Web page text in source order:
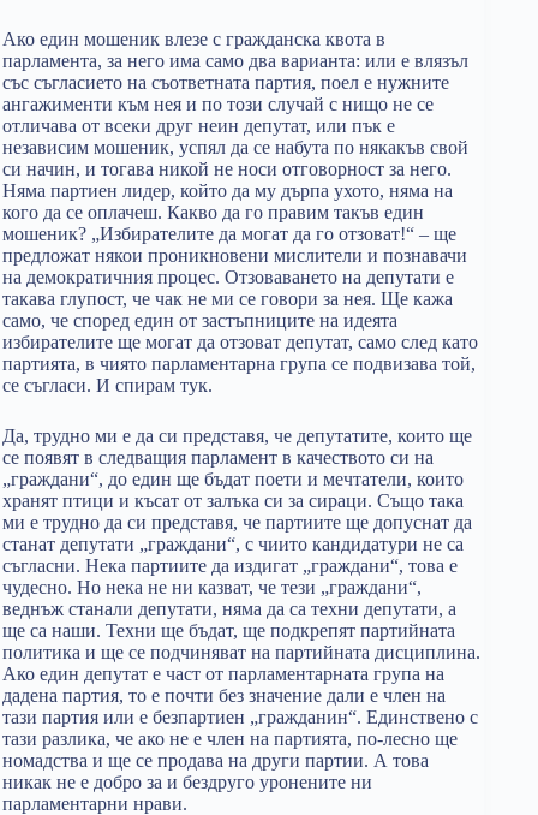
Ако един мошеник влезе с гражданска квота в
парламента, за него има само два варианта: или е влязъл
със съгласието на съответната партия, поел е нужните
ангажименти към нея и по този случай с нищо не се
отличава от всеки друг неин депутат, или пък е
независим мошеник, успял да се набута по някакъв свой
си начин, и тогава никой не носи отговорност за него.
Няма партиен лидер, който да му дърпа ухото, няма на
кого да се оплачеш. Какво да го правим такъв един
мошеник? „Избирателите да могат да го отзоват!“ – ще
предложат някои проникновени мислители и познавачи
на демократичния процес. Отзоваването на депутати е
такава глупост, че чак не ми се говори за нея. Ще кажа
само, че според един от застъпниците на идеята
избирателите ще могат да отзоват депутат, само след като
партията, в чиято парламентарна група се подвизава той,
се съгласи. И спирам тук.
Да, трудно ми е да си представя, че депутатите, които ще
се появят в следващия парламент в качеството си на
„граждани“, до един ще бъдат поети и мечтатели, които
хранят птици и късат от залъка си за сираци. Също така
ми е трудно да си представя, че партиите ще допуснат да
станат депутати „граждани“, с чиито кандидатури не са
съгласни. Нека партиите да издигат „граждани“, това е
чудесно. Но нека не ни казват, че тези „граждани“,
веднъж станали депутати, няма да са техни депутати, а
ще са наши. Техни ще бъдат, ще подкрепят партийната
политика и ще се подчиняват на партийната дисциплина.
Ако един депутат е част от парламентарната група на
дадена партия, то е почти без значение дали е член на
тази партия или е безпартиен „гражданин“. Единствено с
тази разлика, че ако не е член на партията, по-лесно ще
номадства и ще се продава на други партии. А това
никак не е добро за и бездруго уронените ни
парламентарни нрави.